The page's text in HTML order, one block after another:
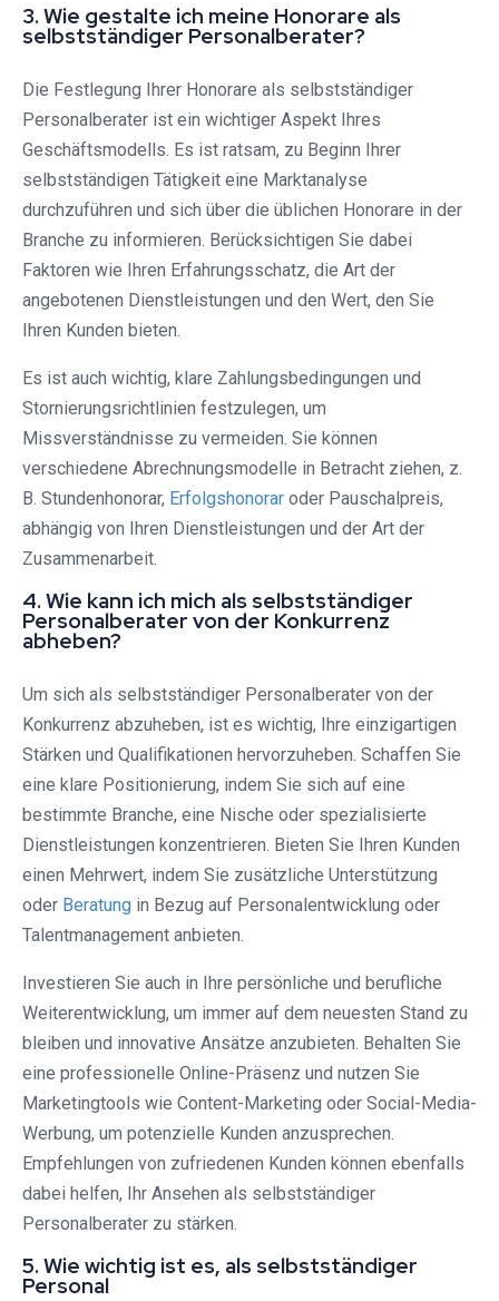
3. Wie gestalte ich meine Honorare als
selbstständiger Personalberater?
Die Festlegung Ihrer Honorare als selbstständiger
Personalberater ist ein wichtiger Aspekt Ihres
Geschäftsmodells. Es ist ratsam, zu Beginn Ihrer
selbstständigen Tätigkeit eine Marktanalyse
durchzuführen und sich über die üblichen Honorare in der
Branche zu informieren. Berücksichtigen Sie dabei
Faktoren wie Ihren Erfahrungsschatz, die Art der
angebotenen Dienstleistungen und den Wert, den Sie
Ihren Kunden bieten.
Es ist auch wichtig, klare Zahlungsbedingungen und
Stornierungsrichtlinien festzulegen, um
Missverständnisse zu vermeiden. Sie können
verschiedene Abrechnungsmodelle in Betracht ziehen, z.
B. Stundenhonorar, Erfolgshonorar oder Pauschalpreis,
abhängig von Ihren Dienstleistungen und der Art der
Zusammenarbeit.
4. Wie kann ich mich als selbstständiger
Personalberater von der Konkurrenz
abheben?
Um sich als selbstständiger Personalberater von der
Konkurrenz abzuheben, ist es wichtig, Ihre einzigartigen
Stärken und Qualifikationen hervorzuheben. Schaffen Sie
eine klare Positionierung, indem Sie sich auf eine
bestimmte Branche, eine Nische oder spezialisierte
Dienstleistungen konzentrieren. Bieten Sie Ihren Kunden
einen Mehrwert, indem Sie zusätzliche Unterstützung
oder Beratung in Bezug auf Personalentwicklung oder
Talentmanagement anbieten.
Investieren Sie auch in Ihre persönliche und berufliche
Weiterentwicklung, um immer auf dem neuesten Stand zu
bleiben und innovative Ansätze anzubieten. Behalten Sie
eine professionelle Online-Präsenz und nutzen Sie
Marketingtools wie Content-Marketing oder Social-Media-
Werbung, um potenzielle Kunden anzusprechen.
Empfehlungen von zufriedenen Kunden können ebenfalls
dabei helfen, Ihr Ansehen als selbstständiger
Personalberater zu stärken.
5. Wie wichtig ist es, als selbstständiger
Personal